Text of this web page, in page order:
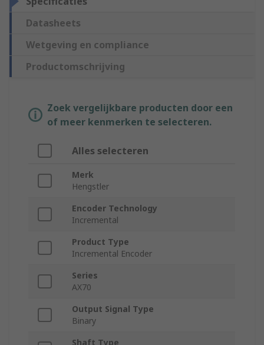
Datasheets
Wetgeving en compliance
Productomschrijving
Zoek vergelijkbare producten door een
of meer kenmerken te selecteren.
Alles selecteren
Merk
Hengstler
Encoder Technology
Incremental
Product Type
Incremental Encoder
Series
AX70
Output Signal Type
Binary
Shaft Type